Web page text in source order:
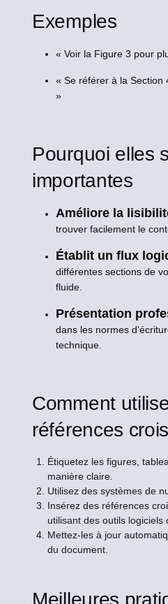
Exemples
« Voir la Figure 3 pour
« Se référer à la Section
»
Pourquoi elles
importantes
Améliore la
trouver facilement le
Établit un flux
différentes sections de
fluide.
Présentation
dans les normes
technique.
Comment
références
Étiquetez les figures,
manière claire.
Utilisez des systèmes de
Insérez des références
utilisant des outils logiciels
Mettez-les à jour
du document.
Meilleures